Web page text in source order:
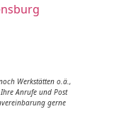
Werkstätten o.ä.,
Anrufe und Post
gerne